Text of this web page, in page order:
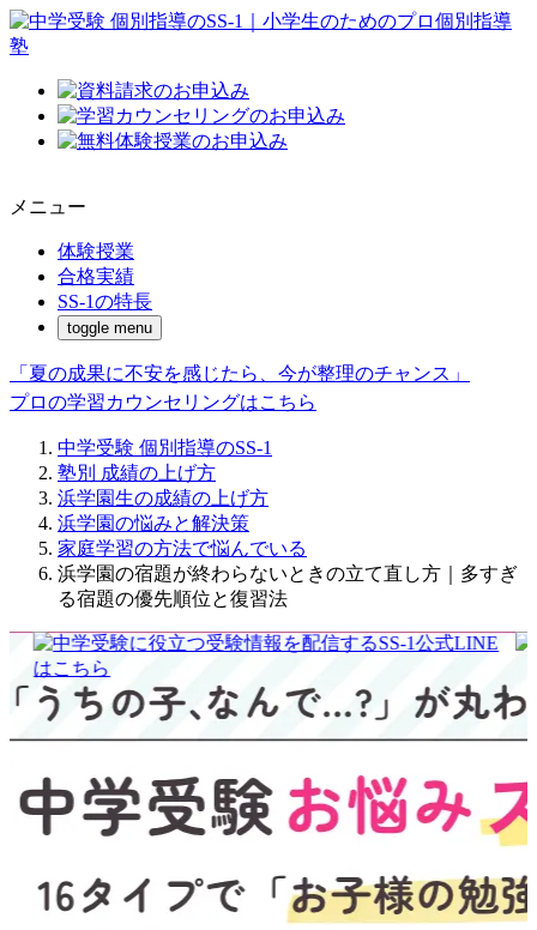
メニュー
体験授業
合格実績
SS-1の特長
toggle menu
「夏の成果に不安を感じたら、今が整理のチャンス」
プロの学習カウンセリングはこちら
中学受験 個別指導のSS-1
塾別 成績の上げ方
浜学園生の成績の上げ方
浜学園の悩みと解決策
家庭学習の方法で悩んでいる
浜学園の宿題が終わらないときの立て直し方｜多すぎ
る宿題の優先順位と復習法